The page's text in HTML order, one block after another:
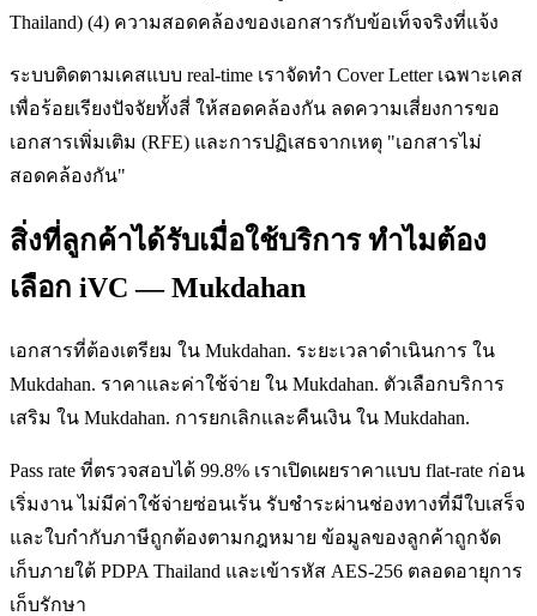
Thailand) (4) ความสอดคล้องของเอกสารกับข้อเท็จจริงที่แจ้ง
ระบบติดตามเคสแบบ real-time เราจัดทำ Cover Letter เฉพาะเคส
เพื่อร้อยเรียงปัจจัยทั้งสี่ ให้สอดคล้องกัน ลดความเสี่ยงการขอ
เอกสารเพิ่มเติม (RFE) และการปฏิเสธจากเหตุ "เอกสารไม่
สอดคล้องกัน"
สิ่งที่ลูกค้าได้รับเมื่อใช้บริการ ทำไมต้อง
เลือก iVC — Mukdahan
เอกสารที่ต้องเตรียม ใน Mukdahan. ระยะเวลาดำเนินการ ใน
Mukdahan. ราคาและค่าใช้จ่าย ใน Mukdahan. ตัวเลือกบริการ
เสริม ใน Mukdahan. การยกเลิกและคืนเงิน ใน Mukdahan.
Pass rate ที่ตรวจสอบได้ 99.8% เราเปิดเผยราคาแบบ flat-rate ก่อน
เริ่มงาน ไม่มีค่าใช้จ่ายซ่อนเร้น รับชำระผ่านช่องทางที่มีใบเสร็จ
และใบกำกับภาษีถูกต้องตามกฎหมาย ข้อมูลของลูกค้าถูกจัด
เก็บภายใต้ PDPA Thailand และเข้ารหัส AES-256 ตลอดอายุการ
เก็บรักษา